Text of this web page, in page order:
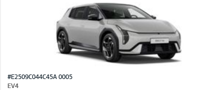
#E2509C044C45A 0005
EV4